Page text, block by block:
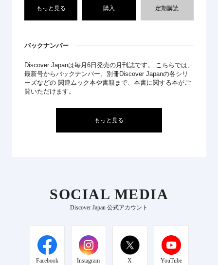
もっと見る 購入 定期購読
バックナンバー
Discover Japanは毎月6日発売の月刊誌です。 こちらでは、
最新号からバックナンバー、別冊Discover Japanの各シリ
ーズなどの 関連ムック本や書籍まで、本書に関する本がご
覧いただけます。
もっと見る
SOCIAL MEDIA
Discover Japan 公式アカウント
Facebook Instagram X YouTube